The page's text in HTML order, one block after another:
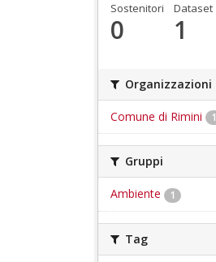
Sostenitori
0
Dataset
1
Organizzazioni
Comune di Rimini 1
Gruppi
Ambiente 1
Tag